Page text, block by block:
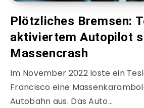
Plötzliches Bremsen:
aktiviertem Autopilot
Massencrash
Im November 2022 löste ein
Francisco eine
Autobahn aus. Das Auto…